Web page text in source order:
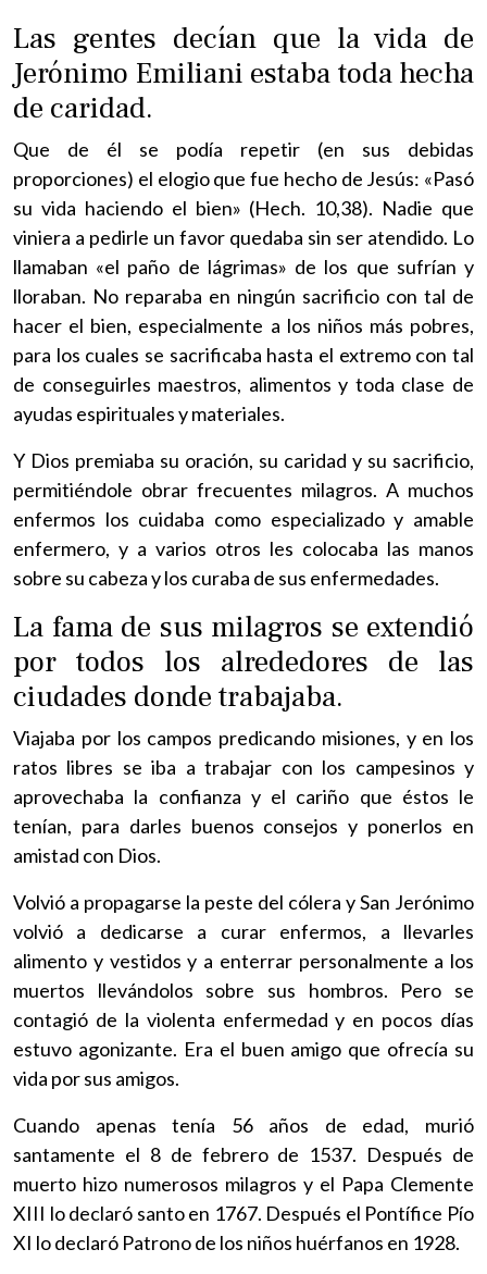
Las gentes decían que la vida de
Jerónimo Emiliani estaba toda hecha
de caridad.
Que de él se podía repetir (en sus debidas
proporciones) el elogio que fue hecho de Jesús: «Pasó
su vida haciendo el bien» (Hech. 10,38). Nadie que
viniera a pedirle un favor quedaba sin ser atendido. Lo
llamaban «el paño de lágrimas» de los que sufrían y
lloraban. No reparaba en ningún sacrificio con tal de
hacer el bien, especialmente a los niños más pobres,
para los cuales se sacrificaba hasta el extremo con tal
de conseguirles maestros, alimentos y toda clase de
ayudas espirituales y materiales.
Y Dios premiaba su oración, su caridad y su sacrificio,
permitiéndole obrar frecuentes milagros. A muchos
enfermos los cuidaba como especializado y amable
enfermero, y a varios otros les colocaba las manos
sobre su cabeza y los curaba de sus enfermedades.
La fama de sus milagros se extendió
por todos los alrededores de las
ciudades donde trabajaba.
Viajaba por los campos predicando misiones, y en los
ratos libres se iba a trabajar con los campesinos y
aprovechaba la confianza y el cariño que éstos le
tenían, para darles buenos consejos y ponerlos en
amistad con Dios.
Volvió a propagarse la peste del cólera y San Jerónimo
volvió a dedicarse a curar enfermos, a llevarles
alimento y vestidos y a enterrar personalmente a los
muertos llevándolos sobre sus hombros. Pero se
contagió de la violenta enfermedad y en pocos días
estuvo agonizante. Era el buen amigo que ofrecía su
vida por sus amigos.
Cuando apenas tenía 56 años de edad, murió
santamente el 8 de febrero de 1537. Después de
muerto hizo numerosos milagros y el Papa Clemente
XIII lo declaró santo en 1767. Después el Pontífice Pío
XI lo declaró Patrono de los niños huérfanos en 1928.